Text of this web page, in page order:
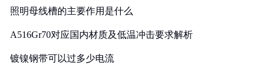
照明母线槽的主要作用是什么
A516Gr70对应国内材质及低温冲击要求解析
镀镍钢带可以过多少电流